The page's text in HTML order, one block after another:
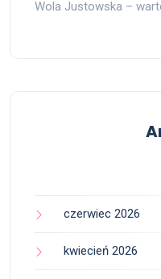
Wola Justowska –
czerwiec 2026
kwiecień 2026